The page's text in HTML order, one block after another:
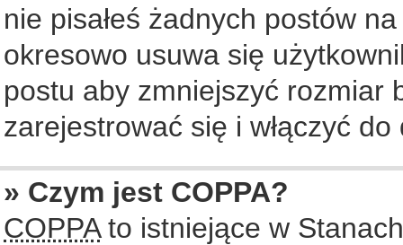
nie pisałeś żadnych postów
okresowo usuwa się
postu aby zmniejszyć rozmiar
zarejestrować się i włączyć
» Czym jest COPPA?
COPPAto istniejące w